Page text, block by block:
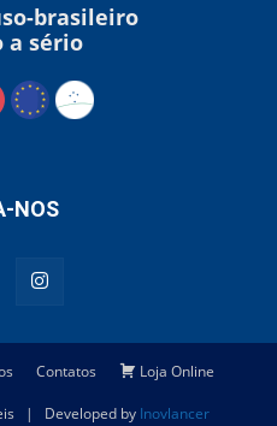
brasileiro
a sério
NOS
Contatos Loja Online
| Developed by Inovlancer